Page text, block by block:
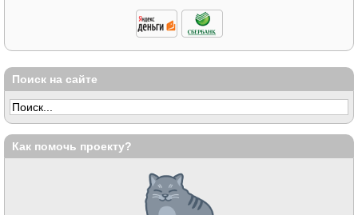
Поиск на сайте
Как помочь проекту?